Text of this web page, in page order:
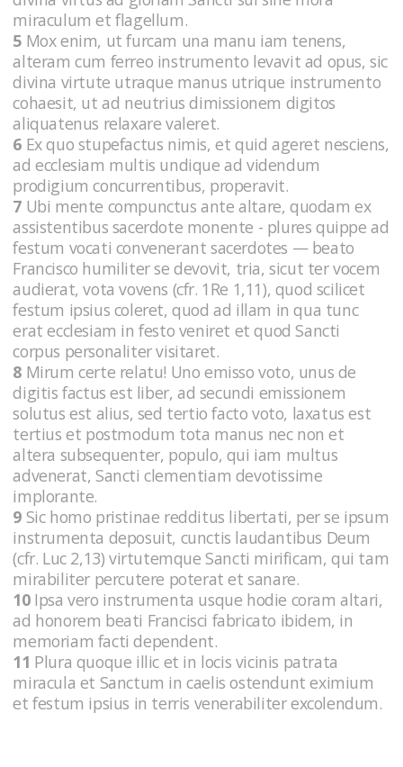
miraculum et flagellum.
5 Mox enim, ut furcam una manu iam tenens,
alteram cum ferreo instrumento levavit ad opus, sic
divina virtute utraque manus utrique instrumento
cohaesit, ut ad neutrius dimissionem digitos
aliquatenus relaxare valeret.
6 Ex quo stupefactus nimis, et quid ageret nesciens,
ad ecclesiam multis undique ad videndum
prodigium concurrentibus, properavit.
7 Ubi mente compunctus ante altare, quodam ex
assistentibus sacerdote monente - plures quippe ad
festum vocati convenerant sacerdotes — beato
Francisco humiliter se devovit, tria, sicut ter vocem
audierat, vota vovens (cfr. 1Re 1,11), quod scilicet
festum ipsius coleret, quod ad illam in qua tunc
erat ecclesiam in festo veniret et quod Sancti
corpus personaliter visitaret.
8 Mirum certe relatu! Uno emisso voto, unus de
digitis factus est liber, ad secundi emissionem
solutus est alius, sed tertio facto voto, laxatus est
tertius et postmodum tota manus nec non et
altera subsequenter, populo, qui iam multus
advenerat, Sancti clementiam devotissime
implorante.
9 Sic homo pristinae redditus libertati, per se ipsum
instrumenta deposuit, cunctis laudantibus Deum
(cfr. Luc 2,13) virtutemque Sancti mirificam, qui tam
mirabiliter percutere poterat et sanare.
10Ipsa vero instrumenta usque hodie coram altari,
ad honorem beati Francisci fabricato ibidem, in
memoriam facti dependent.
11 Plura quoque illic et in locis vicinis patrata
miracula et Sanctum in caelis ostendunt eximium
et festum ipsius in terris venerabiliter excolendum.